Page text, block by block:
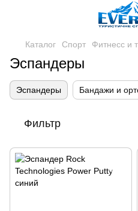
Каталог Спорт Фитнесс и
Эспандеры
Эспандеры Бандажи и
Фильтр